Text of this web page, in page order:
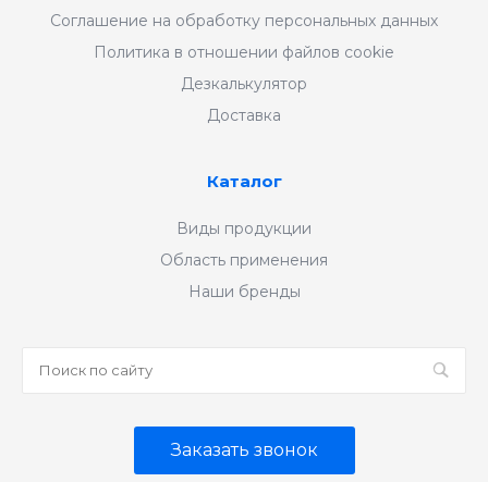
Соглашение на обработку персональных данных
Политика в отношении файлов cookie
Дезкалькулятор
Доставка
Каталог
Виды продукции
Область применения
Наши бренды
Заказать звонок